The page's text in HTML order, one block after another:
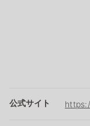
公式サイト